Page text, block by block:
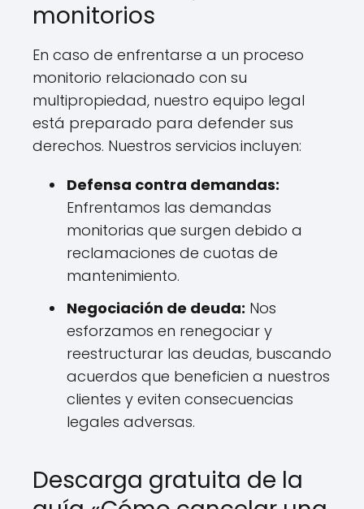
monitorios
En caso de enfrentarse a un proceso
monitorio relacionado con su
multipropiedad, nuestro equipo legal
está preparado para defender sus
derechos. Nuestros servicios incluyen:
Defensa contra demandas:
Enfrentamos las demandas
monitorias que surgen debido a
reclamaciones de cuotas de
mantenimiento.
Negociación de deuda: Nos
esforzamos en renegociar y
reestructurar las deudas, buscando
acuerdos que beneficien a nuestros
clientes y eviten consecuencias
legales adversas.
Descarga gratuita de la